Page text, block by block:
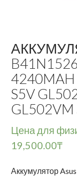
4240MAH
S5V
Цена для
19,500.00₸
Аккумулятор